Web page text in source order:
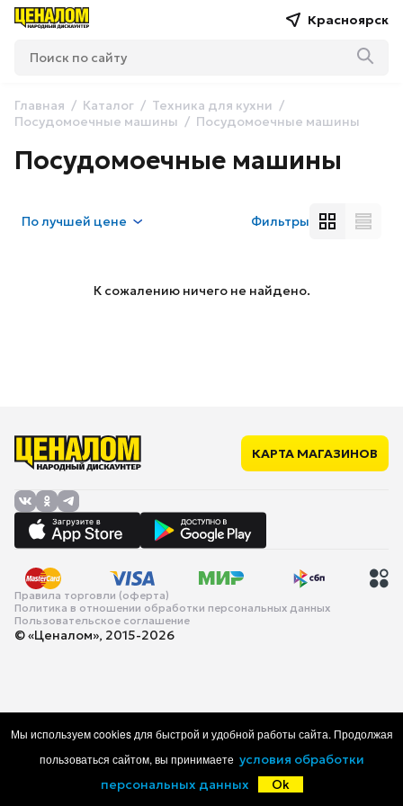
Красноярск
Главная Каталог
Техника для кухни
Посудомоечные машины
Посудомоечные машины
Посудомоечные машины
Получшей цене Фильтры
К сожалению ничего не найдено.
КАРТА МАГАЗИНОВ
Правила торговли (оферта)
Политика в отношении обработки персональных данных
Пользовательское соглашение
© «Ценалом», 2015-2026
Каталог Корзина Избранное
Мы используем cookies для быстрой и удобной работы сайта. Продолжая
пользоваться сайтом, вы принимаете условия обработки
персональных данных
Ok